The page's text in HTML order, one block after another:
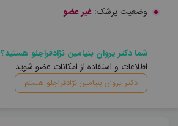
وضعیت پزشک: غیر عضو
شما دکتر یروان بنیامین نژادقراجلو هستید؟
اطلاعات و استفاده از امکانات عضو شوید.
دکتر یروان بنیامین نژادقراجلو هستم